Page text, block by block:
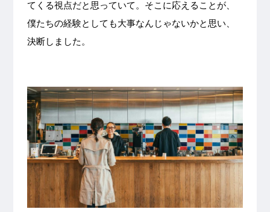
てくる視点だと思っていて。そこに応えることが、
僕たちの経験としても大事なんじゃないかと思い、
決断しました。